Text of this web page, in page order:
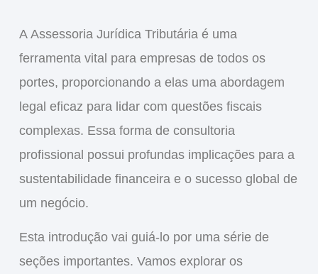
A Assessoria Jurídica Tributáriaé uma
ferramenta vital para empresas de todos os
portes, proporcionando a elas uma abordagem
legal eficaz para lidar com questões fiscais
complexas. Essa forma de consultoria
profissional possui profundas implicações para a
sustentabilidade financeira e o sucesso global de
um negócio.
Esta introdução vai guiá-lo por uma série de
seções importantes. Vamos explorar os